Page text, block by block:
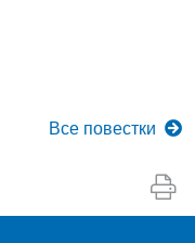
Все повестки